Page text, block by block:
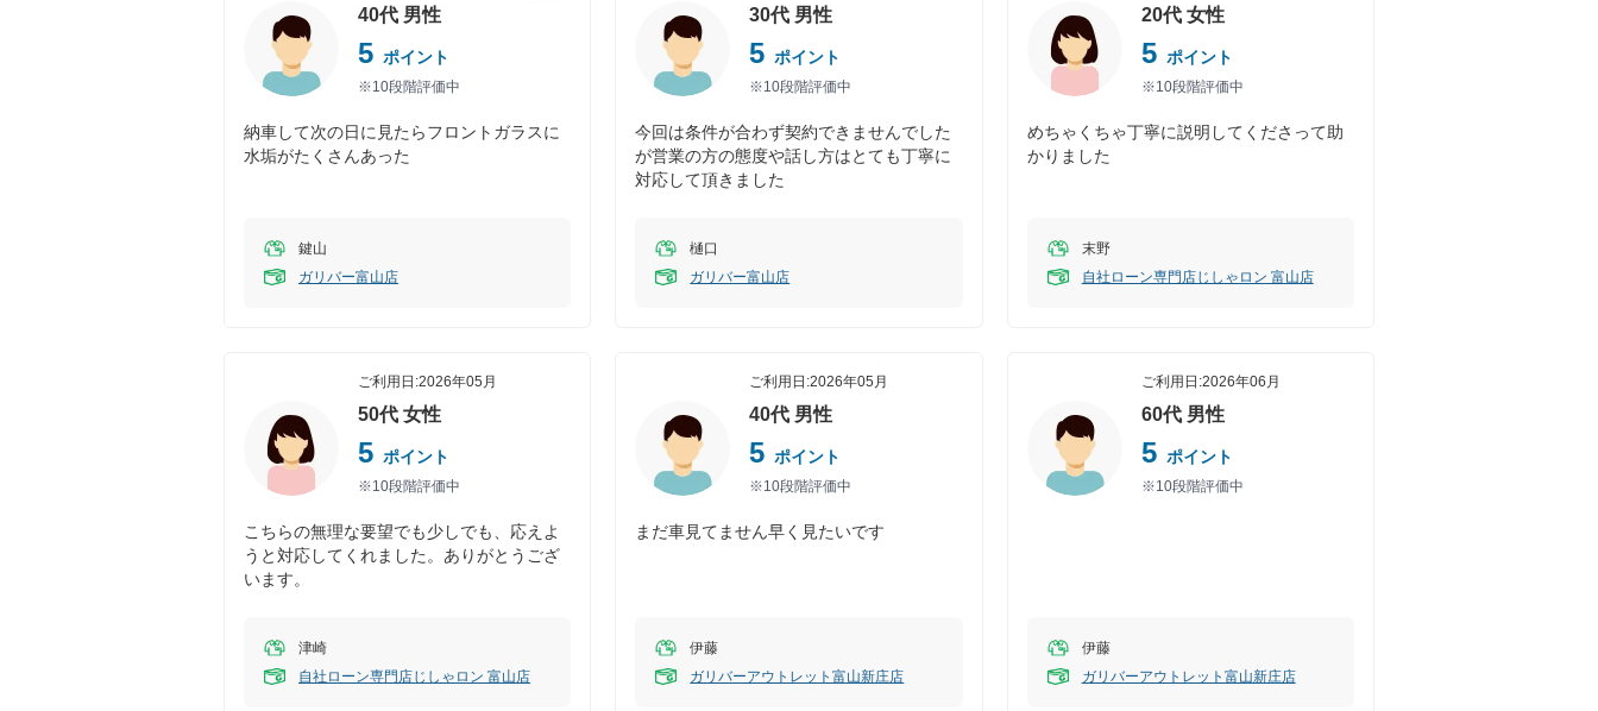
40代 男性
5 ポイント
※10段階評価中
納車して次の日に見たらフロントガラスに
水垢がたくさんあった
鍵山
ガリバー富山店
30代 男性
5 ポイント
※10段階評価中
今回は条件が合わず契約できませんでした
が営業の方の態度や話し方はとても丁寧に
対応して頂きました
樋口
ガリバー富山店
20代 女性
5 ポイント
※10段階評価中
めちゃくちゃ丁寧に説明してくださって助
かりました
末野
自社ローン専門店じしゃロン 富山店
50代 女性
ご利用日:2026年05月
5 ポイント
※10段階評価中
こちらの無理な要望でも少しでも、応えよ
うと対応してくれました。ありがとうござ
います。
津崎
自社ローン専門店じしゃロン 富山店
40代 男性
ご利用日:2026年05月
5 ポイント
※10段階評価中
まだ車見てません早く見たいです
伊藤
ガリバーアウトレット富山新庄店
60代 男性
ご利用日:2026年06月
5 ポイント
※10段階評価中
伊藤
ガリバーアウトレット富山新庄店